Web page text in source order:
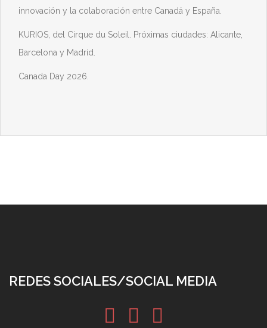
innovación y la colaboración entre Canadá y España.
KURIOS, del Cirque du Soleil. Próximas ciudades: Alicante,
Barcelona y Madrid.
Canada Day 2026.
REDES SOCIALES/SOCIAL MEDIA